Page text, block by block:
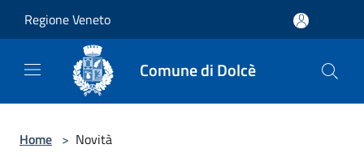
Regione Veneto
Comune di Dolcè
Home > Novità